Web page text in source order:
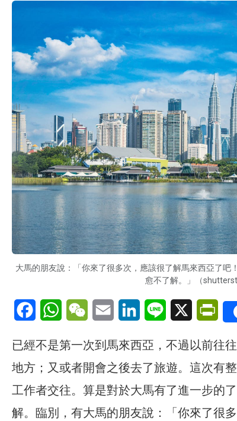
大馬的朋友說：「你來了很多次，應該很了解馬來西亞了吧
愈不了解。」（
FacebookWhatsAppWeChatEmail LinkedInLine X
已經不是第一次到馬來西亞，不過以前往
地方；又或者開會之後去了旅遊。這次有
工作者交往。算是對於大馬有了進一步的
解。臨別，有大馬的朋友說：「你來了很